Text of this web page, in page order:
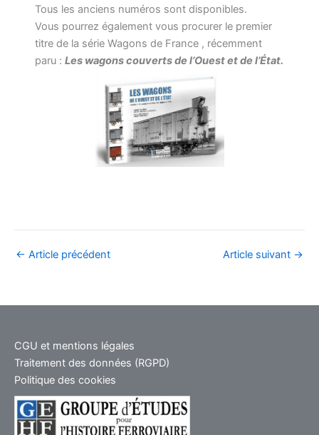
Tous les anciens numéros sont disponibles.
Vous pourrez également vous procurer le premier
titre de la série Wagons de France , récemment
paru :Les wagons couverts de l’Ouest et de l’État.
← Article précédent Article suivant →
CGU et mentions légales
Traitement des données (RGPD)
Politique des cookies